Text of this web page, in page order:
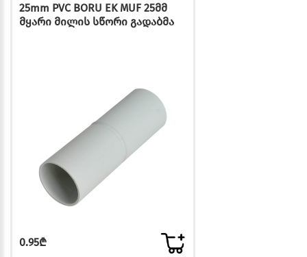
25mm PVC BORU EK MUF 25მმ
მყარი მილის სწორი გადაბმა
0.95₾